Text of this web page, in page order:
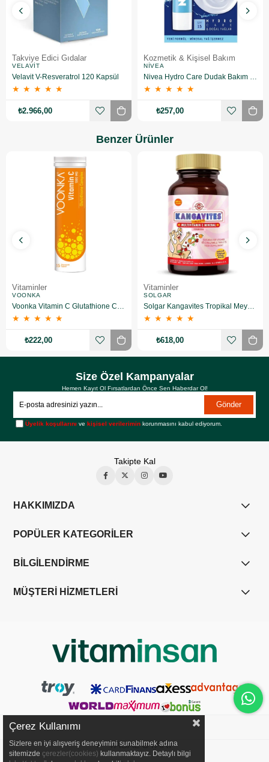
Takviye Edici Gıdalar
VELAVIT
Velavit V-Resveratrol 120 Kapsül
★ ★ ★ ★ ★
₺2.966,00
Kozmetik & Kişisel Bakım
NIVEA
★ ★ ★ ★ ★
₺257,00
Benzer Ürünler
Vitaminler
VOONKA
★ ★ ★ ★ ★
₺222,00
Vitaminler
SOLGAR
★ ★ ★ ★ ★
₺618,00
Size Özel Kampanyalar
Hemen Kayıt Ol Fırsatlardan Önce Sen Haberdar Ol!
Gönder
Üyelik koşullarını vekişisel verilerimin korunmasını kabul ediyorum.
Takipte Kal
HAKKIMIZDA
POPÜLER KATEGORİLER
BİLGİLENDİRME
MÜŞTERİ HİZMETLERİ
YASAL UYARI
Çerez Kullanımı
Sizlere en iyi alışveriş deneyimini sunabilmek adına
sitemizde çerezler(cookies) kullanmaktayız. Detaylı bilgi